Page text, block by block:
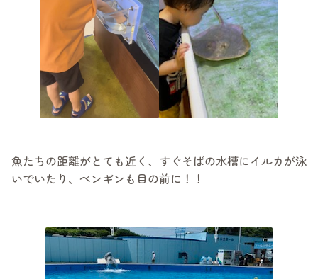
魚たちの距離がとても近く、すぐそばの水槽にイルカが泳
いでいたり、ペンギンも目の前に！！